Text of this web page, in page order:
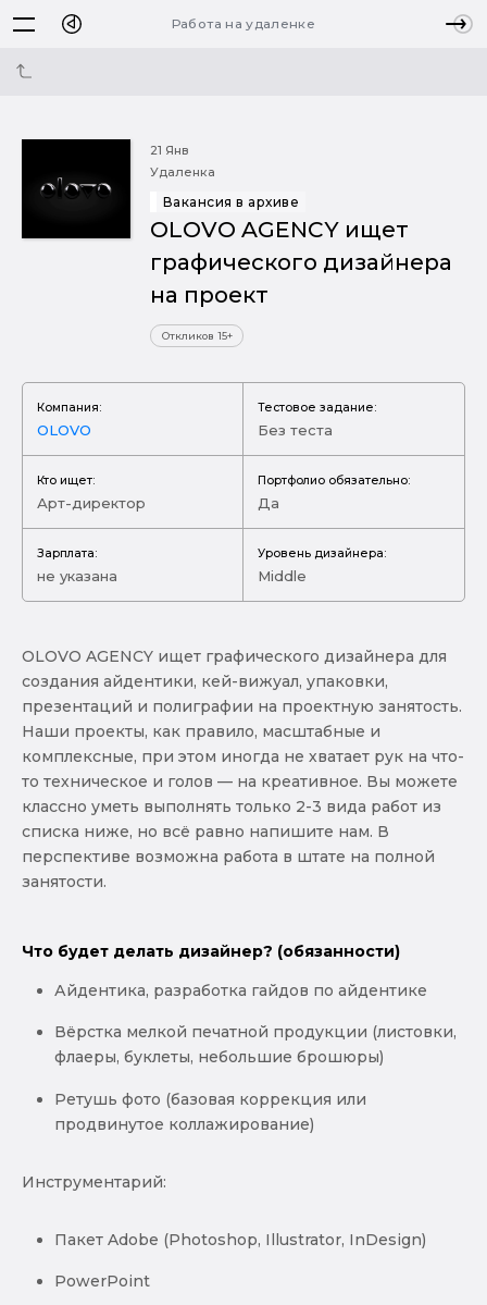
Работа на удаленке
21 Янв
Удаленка
Вакансия в архиве
OLOVO AGENCY ищет
графического дизайнера
на проект
Откликов 15+
Компания:
OLOVO
Тестовое задание:
Без теста
Кто ищет:
Арт-директор
Портфолио обязательно:
Да
Зарплата:
не указана
Уровень дизайнера:
Middle
OLOVO AGENCY ищет графического дизайнера для
создания айдентики, кей-вижуал, упаковки,
презентаций и полиграфии на проектную занятость.
Наши проекты, как правило, масштабные и
комплексные, при этом иногда не хватает рук на что-
то техническое и голов — на креативное. Вы можете
классно уметь выполнять только 2-3 вида работ из
списка ниже, но всё равно напишите нам. В
перспективе возможна работа в штате на полной
занятости.
Что будет делать дизайнер? (обязанности)
Айдентика, разработка гайдов по айдентике
Вёрстка мелкой печатной продукции (листовки,
флаеры, буклеты, небольшие брошюры)
Ретушь фото (базовая коррекция или
продвинутое коллажирование)
Инструментарий:
Пакет Adobe (Photoshop, Illustrator, InDesign)
PowerPoint